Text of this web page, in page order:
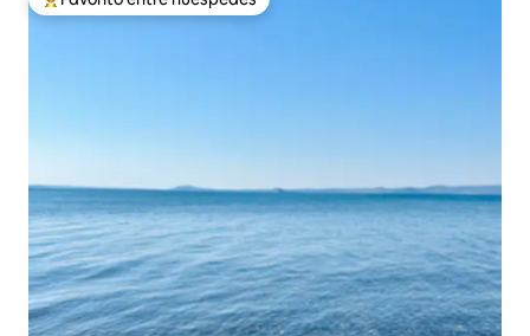
Favorito entre huéspedes preferido